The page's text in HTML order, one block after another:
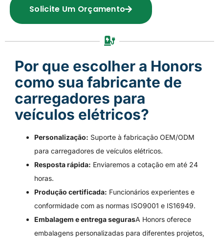
Solicite Um Orçamento
Por que escolher a Honors
como sua fabricante de
carregadores para
veículos elétricos?
Personalização: Suporte à fabricação OEM/ODM
para carregadores de veículos elétricos.
Resposta rápida: Enviaremos a cotação em até 24
horas.
Produção certificada: Funcionários experientes e
conformidade com as normas ISO9001 e IS16949.
Embalagem e entrega segurasA Honors oferece
embalagens personalizadas para diferentes projetos,